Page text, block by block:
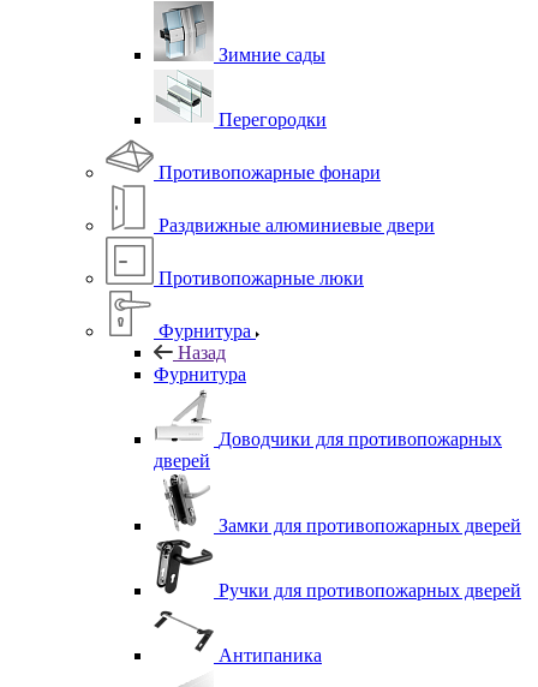
Зимние сады
Перегородки
Противопожарные фонари
Раздвижные алюминиевые двери
Противопожарные люки
Фурнитура
Назад
Фурнитура
Доводчики для противопожарных
дверей
Замки для противопожарных дверей
Ручки для противопожарных дверей
Антипаника